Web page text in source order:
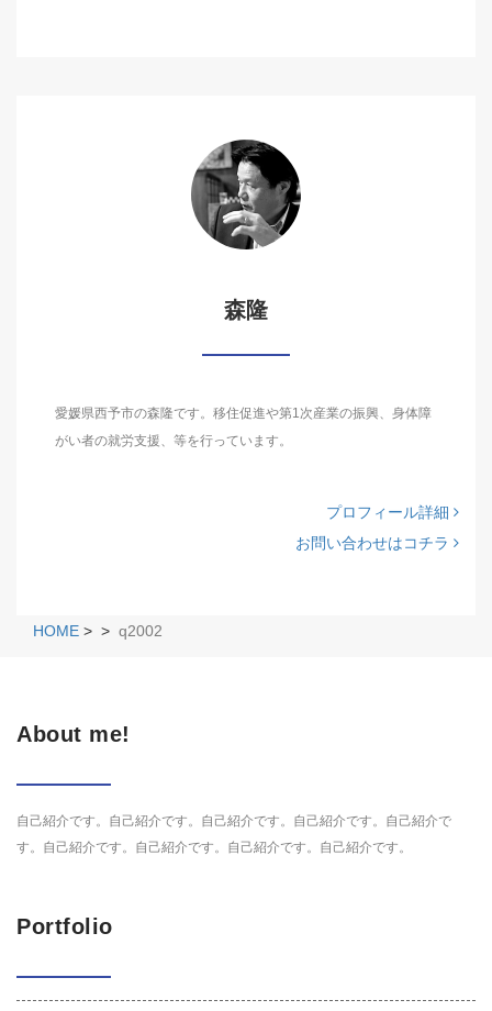
森隆
愛媛県西予市の森隆です。移住促進や第1次産業の振興、身体障
がい者の就労支援、等を行っています。
プロフィール詳細
お問い合わせはコチラ
HOME > > q2002
About me!
自己紹介です。自己紹介です。自己紹介です。自己紹介です。自己紹介で
す。自己紹介です。自己紹介です。自己紹介です。自己紹介です。
Portfolio